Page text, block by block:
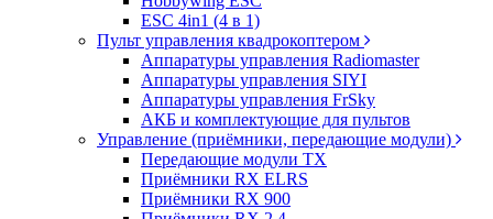
ESC 4in1 (4 в 1)
Пульт управления квадрокоптером
Аппаратуры управления Radiomaster
Аппаратуры управления SIYI
Аппаратуры управления FrSky
АКБ и комплектующие для пультов
Управление (приёмники, передающие модули)
Передающие модули TX
Приёмники RX ELRS
Приёмники RX 900